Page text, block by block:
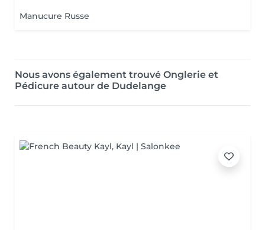
Manucure Russe
Nous avons également trouvé Onglerie et
Pédicure autour de Dudelange